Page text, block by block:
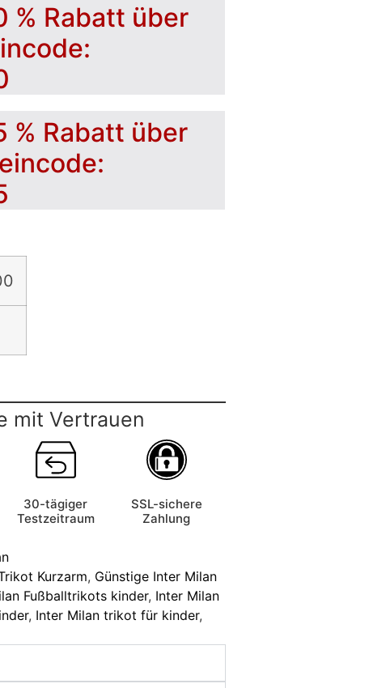
% Rabatt über
% Rabatt über
mit Vertrauen
30-tägiger
Testzeitraum
SSL-sichere
Zahlung
Kurzarm, Günstige Inter Milan
Fußballtrikots kinder, Inter Milan
, Inter Milan trikot für kinder,